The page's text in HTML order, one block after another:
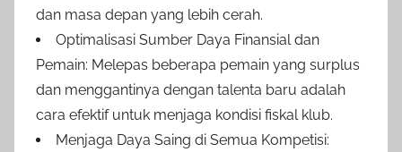
dan masa depan yang lebih cerah.
Optimalisasi Sumber Daya Finansial dan
Pemain: Melepas beberapa pemain yang surplus
dan menggantinya dengan talenta baru adalah
cara efektif untuk menjaga kondisi fiskal klub.
Menjaga Daya Saing di Semua Kompetisi: